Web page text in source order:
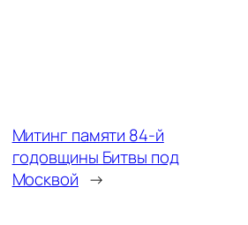
Митинг памяти 84-й
годовщины Битвы под
Москвой →